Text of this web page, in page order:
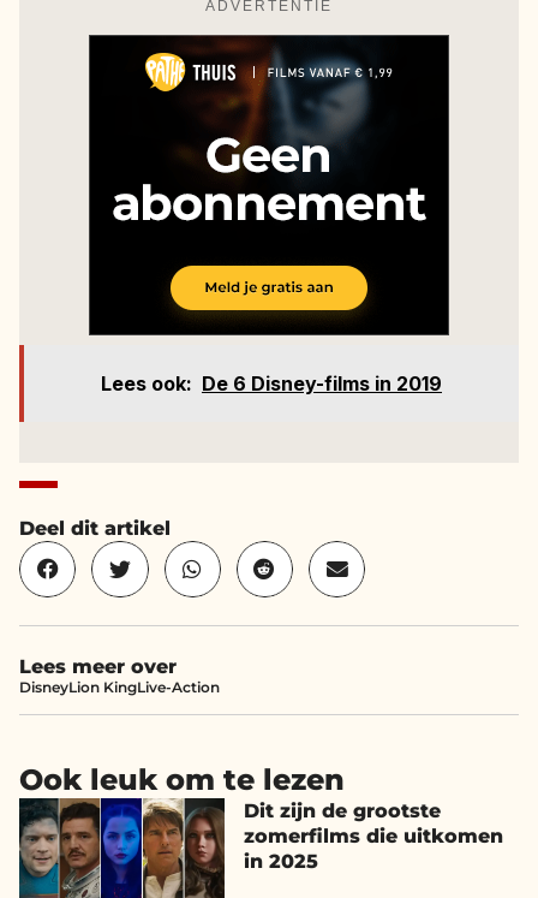
ADVERTENTIE
Lees ook: De 6 Disney-films in 2019
Deel dit artikel
Lees meer over
DisneyLion KingLive-Action
Ook leuk om te lezen
Dit zijn de grootste
zomerfilms die uitkomen
in 2025